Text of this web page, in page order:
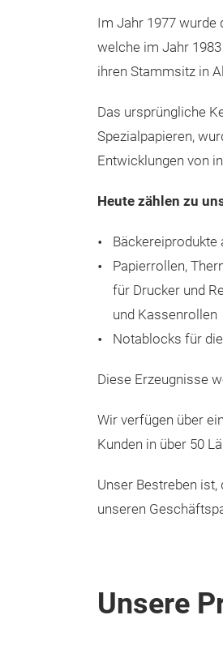
Im Jahr 1977 wurde
welche im Jahr
ihren Stammsitz in
Das ursprüngliche
Spezialpapieren,
Entwicklungen von
Heute zählen zu
Bäckereiprodukte
Papierrollen,
für Drucker und
und Kassenrollen
Notablocks für
Diese Erzeugnisse
Wir verfügen über
Kunden in über 50
Unser Bestreben
unseren
Unsere